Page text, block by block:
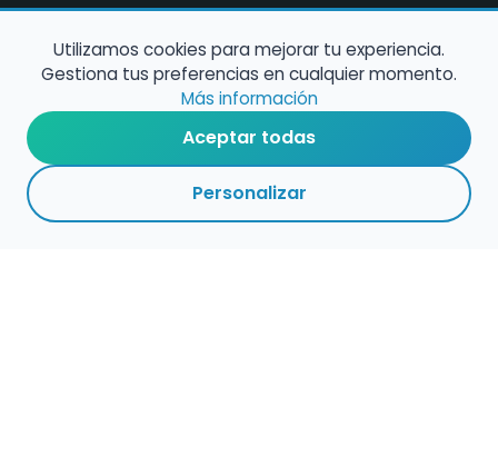
música en España
Configura alertas de empleo
Contacta con nosotros
Utilizamos cookies para mejorar tu experiencia.
Gestiona tus preferencias en cualquier momento.
Más información
Aceptar todas
Personalizar